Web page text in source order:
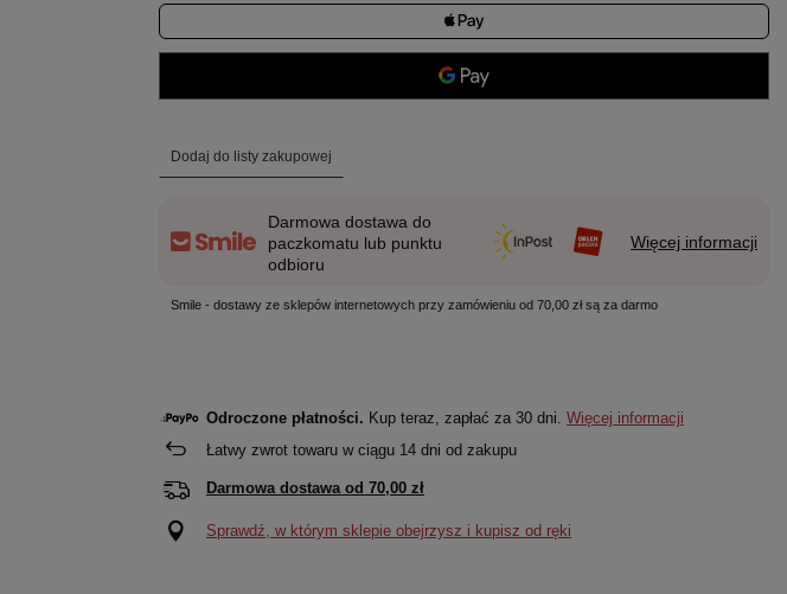
Dodaj do listy zakupowej
Darmowa dostawa do
paczkomatu lub punktu
odbioru
Więcej informacji
Smile - dostawy ze sklepów internetowych przy zamówieniu od 70,00 zł są za darmo
Odroczone płatności. Kup teraz, zapłać za 30 dni. Więcej informacji
Łatwy zwrot towaru w ciągu 14dni od zakupu
Darmowa dostawa od 70,00 zł
Sprawdź, w którym sklepie obejrzysz i kupisz od ręki